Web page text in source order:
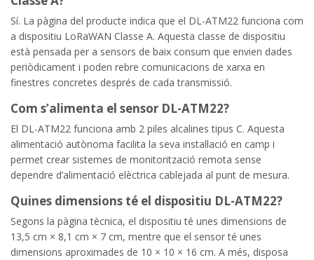
Sí. La pàgina del producte indica que el DL-ATM22 funciona com
a dispositiu LoRaWAN Classe A. Aquesta classe de dispositiu
està pensada per a sensors de baix consum que envien dades
periòdicament i poden rebre comunicacions de xarxa en
finestres concretes després de cada transmissió.
Com s’alimenta el sensor DL-ATM22?
El DL-ATM22 funciona amb 2 piles alcalines tipus C. Aquesta
alimentació autònoma facilita la seva instal·lació en camp i
permet crear sistemes de monitorització remota sense
dependre d’alimentació elèctrica cablejada al punt de mesura.
Quines dimensions té el dispositiu DL-ATM22?
Segons la pàgina tècnica, el dispositiu té unes dimensions de
13,5 cm × 8,1 cm × 7 cm, mentre que el sensor té unes
dimensions aproximades de 10 × 10 × 16 cm. A més, disposa